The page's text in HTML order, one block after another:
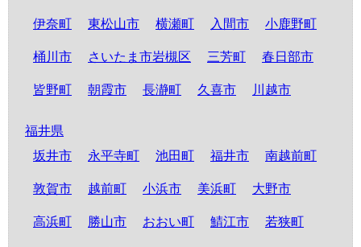
伊奈町 東松山市 横瀬町 入間市 小鹿野町
桶川市 さいたま市岩槻区 三芳町 春日部市
皆野町 朝霞市 長瀞町 久喜市 川越市
福井県
坂井市
永平寺町 池田町 福井市 南越前町
敦賀市 越前町 小浜市 美浜町 大野市
高浜町 勝山市 おおい町 鯖江市 若狭町